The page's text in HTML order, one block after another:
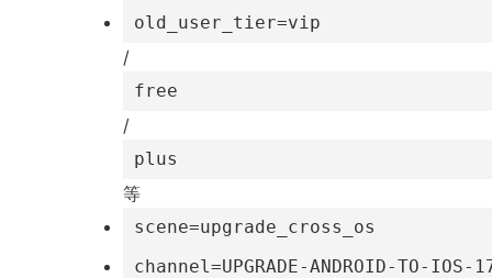
old_user_tier=vip
/
free
/
plus
等
scene=upgrade_cross_os
channel=UPGRADE-ANDROID-TO-IOS-